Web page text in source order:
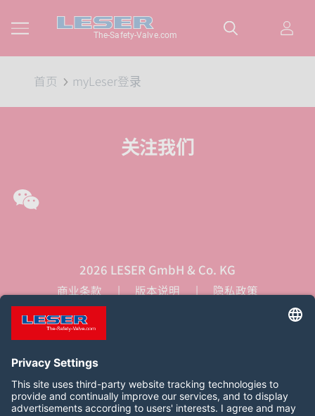
The-Safety-Valve.com
首页 myLeser登录
关注我们
WeChat
2026 LESER GmbH & Co. KG
商业条款 版本说明
隐私政策